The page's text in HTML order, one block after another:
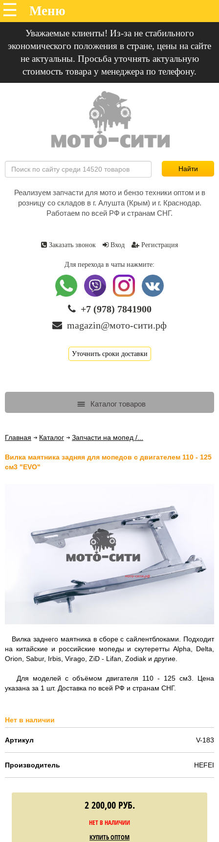
Уважаемые клиенты! Из-за не стабильного
экономического положения в стране, цены на сайте
не актуальны. Просьба уточнять актуальную
стоимость товара у менеджера по телефону.
Реализуем запчасти для мото и бензо техники оптом и в
розницу со складов в г. Алушта (Крым) и г. Краснодар.
Работаем по всей РФ и странам СНГ.
Заказать звонок Вход Регистрация
Для перехода в чаты нажмите:
+7 (978) 7841900
magazin@мото-сити.рф
Уточнить сроки доставки
Каталог товаров
Главная Каталог Запчасти на мопед /...
Вилка маятника задняя для мопедов с двигателем 110 - 125
см3 "EVO"
Вилка заднего маятника в сборе с сайлентблоками. Подходит
на китайские и российские мопеды и скутеретты Alpha, Delta,
Orion, Sabur, Irbis, Virago, ZiD - Lifan, Zodiak и другие.
Для моделей с объёмом двигателя 110 - 125 см3. Цена
указана за 1 шт. Доставка по всей РФ и странам СНГ.
Нет в наличии
Артикул V-183
Производитель HEFEI
2 200,00 РУБ.
НЕТ В НАЛИЧИИ
КУПИТЬ ОПТОМ